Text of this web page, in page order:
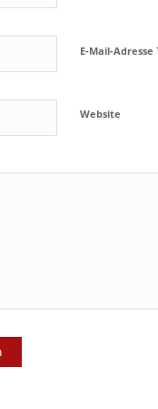
E-Mail-Adresse
Website